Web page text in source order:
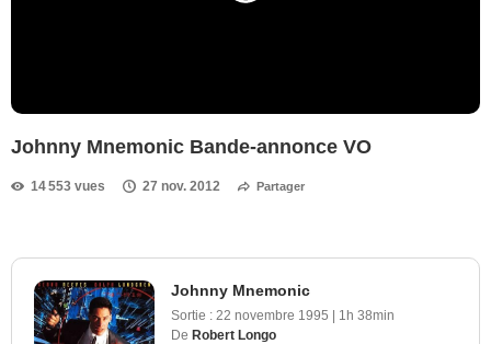
Johnny Mnemonic Bande-annonce VO
14 553 vues 27 nov. 2012 Partager
Johnny Mnemonic
Sortie : 22 novembre 1995 | 1h 38min
De Robert Longo